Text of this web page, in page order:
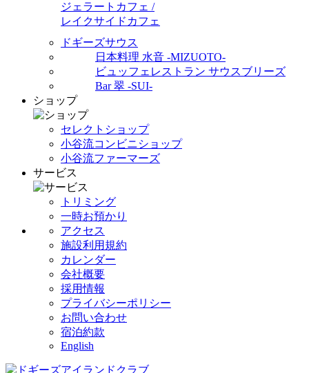
ジェラートカフェ /
レイクサイドカフェ
ドギーズサウス
日本料理 水音 -MIZUOTO-
ビュッフェレストラン サウスブリーズ
Bar 翠 -SUI-
ショップ
セレクトショップ
小谷流コンビニショップ
小谷流ファーマーズ
サービス
トリミング
一時お預かり
アクセス
施設利用規約
カレンダー
会社概要
採用情報
プライバシーポリシー
お問い合わせ
宿泊約款
English